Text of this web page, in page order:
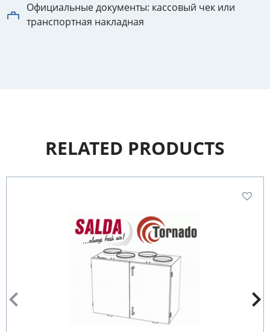
Официальные документы: кассовый чек или
транспортная накладная
RELATED PRODUCTS